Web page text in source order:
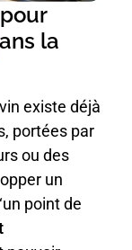
la
existe déjà
portées par
ou des
un
point de